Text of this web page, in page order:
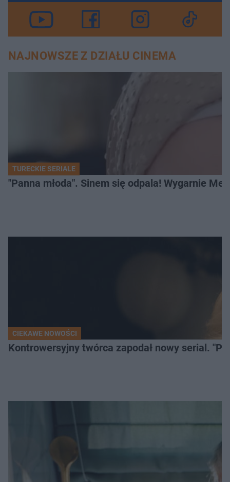
NAJNOWSZE Z DZIAŁU CINEMA
TURECKIE SERIALE
"Panna młoda". Sinem się odpala! Wygarnie
CIEKAWE NOWOŚCI
Kontrowersyjny twórca zapodał nowy serial.